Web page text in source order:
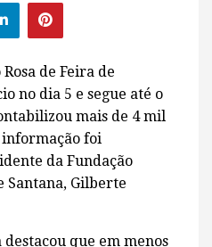
de Feira de
no dia 5 e segue até o
mais de 4 mil
informação foi
da Fundação
Santana, Gilberte
que em menos